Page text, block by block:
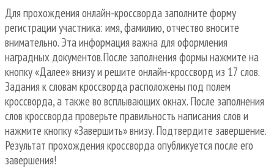
Для прохождения онлайн-кроссворда заполните форму
регистрации участника: имя, фамилию, отчество вносите
внимательно. Эта информация важна для оформления
наградных документов.После заполнения формы нажмите на
кнопку «Далее» внизу и решите онлайн-кроссворд из 17 слов.
Задания к словам кроссворда расположены под полем
кроссворда, а также во всплывающих окнах. После заполнения
слов кроссворда проверьте правильность написания слов и
нажмите кнопку «Завершить» внизу. Подтвердите завершение.
Результат прохождения кроссворда опубликуется после его
завершения!